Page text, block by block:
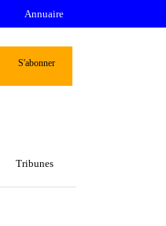
Annuaire
S'abonner
Tribunes